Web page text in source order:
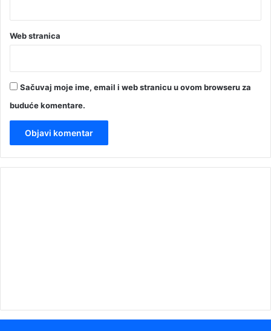
Web stranica
Sačuvaj moje ime, email i web stranicu u ovom browseru za
buduće komentare.